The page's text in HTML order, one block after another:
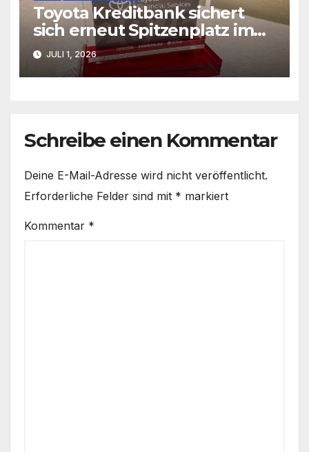
Toyota Kreditbank sichert
sich erneut Spitzenplatz im
AUTOHAUS BankenMonitor
JULI 1, 2026
Schreibe einen Kommentar
Deine E-Mail-Adresse wird nicht veröffentlicht.
Erforderliche Felder sind mit * markiert
Kommentar *